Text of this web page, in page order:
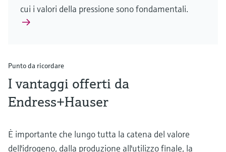
cui i valori della pressione sono fondamentali.
Punto da ricordare
I vantaggi offerti da
Endress+Hauser
È importante che lungo tutta la catena del valore
dell'idrogeno, dalla produzione all'utilizzo finale, la